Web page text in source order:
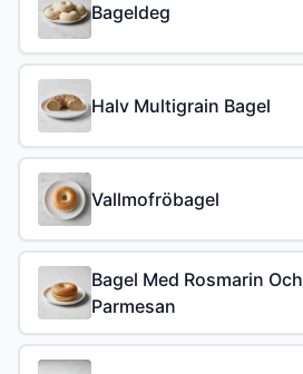
Bageldeg
Halv Multigrain Bagel
Vallmofröbagel
Bagel Med Rosmarin Och
Parmesan